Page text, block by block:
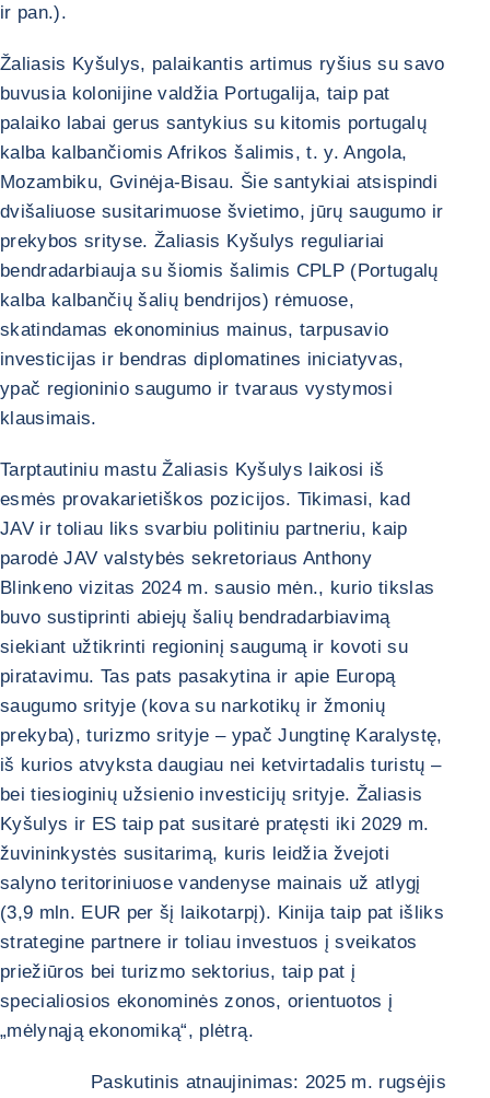
ir pan.).
Žaliasis Kyšulys, palaikantis artimus ryšius su savo
buvusia kolonijine valdžia Portugalija, taip pat
palaiko labai gerus santykius su kitomis portugalų
kalba kalbančiomis Afrikos šalimis, t. y. Angola,
Mozambiku, Gvinėja-Bisau. Šie santykiai atsispindi
dvišaliuose susitarimuose švietimo, jūrų saugumo ir
prekybos srityse. Žaliasis Kyšulys reguliariai
bendradarbiauja su šiomis šalimis CPLP (Portugalų
kalba kalbančių šalių bendrijos) rėmuose,
skatindamas ekonominius mainus, tarpusavio
investicijas ir bendras diplomatines iniciatyvas,
ypač regioninio saugumo ir tvaraus vystymosi
klausimais.
Tarptautiniu mastu Žaliasis Kyšulys laikosi iš
esmės provakarietiškos pozicijos. Tikimasi, kad
JAV ir toliau liks svarbiu politiniu partneriu, kaip
parodė JAV valstybės sekretoriaus Anthony
Blinkeno vizitas 2024 m. sausio mėn., kurio tikslas
buvo sustiprinti abiejų šalių bendradarbiavimą
siekiant užtikrinti regioninį saugumą ir kovoti su
piratavimu. Tas pats pasakytina ir apie Europą
saugumo srityje (kova su narkotikų ir žmonių
prekyba), turizmo srityje – ypač Jungtinę Karalystę,
iš kurios atvyksta daugiau nei ketvirtadalis turistų –
bei tiesioginių užsienio investicijų srityje. Žaliasis
Kyšulys ir ES taip pat susitarė pratęsti iki 2029 m.
žuvininkystės susitarimą, kuris leidžia žvejoti
salyno teritoriniuose vandenyse mainais už atlygį
(3,9 mln. EUR per šį laikotarpį). Kinija taip pat išliks
strategine partnere ir toliau investuos į sveikatos
priežiūros bei turizmo sektorius, taip pat į
specialiosios ekonominės zonos, orientuotos į
„mėlynąją ekonomiką“, plėtrą.
Paskutinis atnaujinimas: 2025 m. rugsėjis